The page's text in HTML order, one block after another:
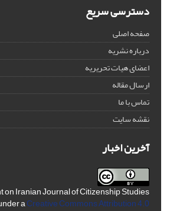
دسترسی سریع
صفحه اصلی
درباره نشریه
اعضای هیات تحریریه
ارسال مقاله
تماس با ما
نقشه سایت
آخرین اخبار
on Iranian Journal of Citizenship Studies
aCreative Commons Attribution 4.0